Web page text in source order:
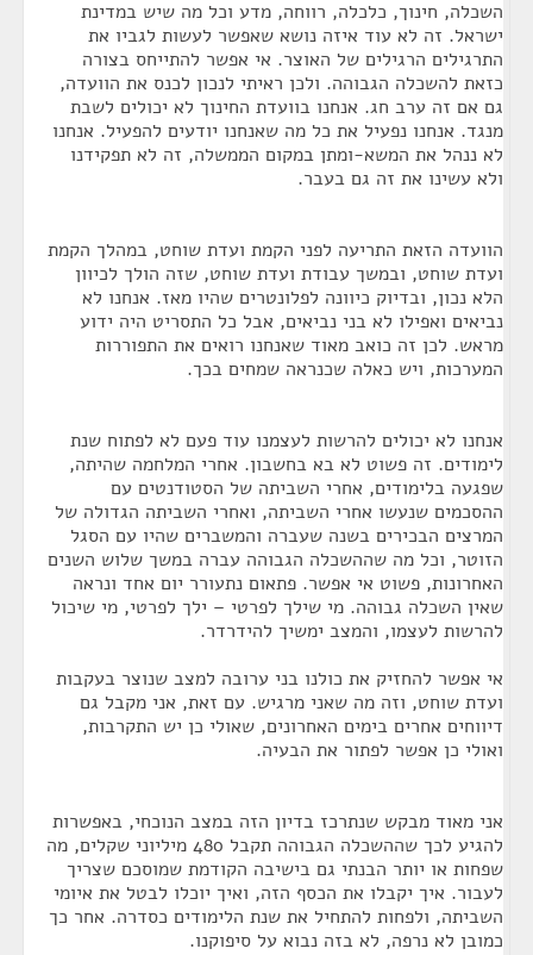
השכלה, חינוך, כלכלה, רווחה, מדע וכל מה שיש במדינת
ישראל. זה לא עוד איזה נושא שאפשר לעשות לגביו את
התרגילים הרגילים של האוצר. אי אפשר להתייחס בצורה
כזאת להשכלה הגבוהה. ולכן ראיתי לנכון לכנס את הוועדה,
גם אם זה ערב חג. אנחנו בוועדת החינוך לא יכולים לשבת
מנגד. אנחנו נפעיל את כל מה שאנחנו יודעים להפעיל. אנחנו
לא ננהל את המשא-ומתן במקום הממשלה, זה לא תפקידנו
ולא עשינו את זה גם בעבר.
הוועדה הזאת התריעה לפני הקמת ועדת שוחט, במהלך הקמת
ועדת שוחט, ובמשך עבודת ועדת שוחט, שזה הולך לכיוון
הלא נכון, ובדיוק כיוונה לפלונטרים שהיו מאז. אנחנו לא
נביאים ואפילו לא בני נביאים, אבל כל התסריט היה ידוע
מראש. לכן זה כואב מאוד שאנחנו רואים את התפוררות
המערכות, ויש כאלה שכנראה שמחים בכך.
אנחנו לא יכולים להרשות לעצמנו עוד פעם לא לפתוח שנת
לימודים. זה פשוט לא בא בחשבון. אחרי המלחמה שהיתה,
שפגעה בלימודים, אחרי השביתה של הסטודנטים עם
ההסכמים שנעשו אחרי השביתה, ואחרי השביתה הגדולה של
המרצים הבכירים בשנה שעברה והמשברים שהיו עם הסגל
הזוטר, וכל מה שההשכלה הגבוהה עברה במשך שלוש השנים
האחרונות, פשוט אי אפשר. פתאום נתעורר יום אחד ונראה
שאין השכלה גבוהה. מי שילך לפרטי – ילך לפרטי, מי שיכול
להרשות לעצמו, והמצב ימשיך להידרדר.
אי אפשר להחזיק את כולנו בני ערובה למצב שנוצר בעקבות
ועדת שוחט, וזה מה שאני מרגיש. עם זאת, אני מקבל גם
דיווחים אחרים בימים האחרונים, שאולי כן יש התקרבות,
ואולי כן אפשר לפתור את הבעיה.
אני מאוד מבקש שנתרכז בדיון הזה במצב הנוכחי, באפשרות
להגיע לכך שההשכלה הגבוהה תקבל 480 מיליוני שקלים, מה
שפחות או יותר הבנתי גם בישיבה הקודמת שמוסכם שצריך
לעבור. איך יקבלו את הכסף הזה, ואיך יוכלו לבטל את איומי
השביתה, ולפחות להתחיל את שנת הלימודים כסדרה. אחר כך
כמובן לא נרפה, לא בזה נבוא על סיפוקנו.